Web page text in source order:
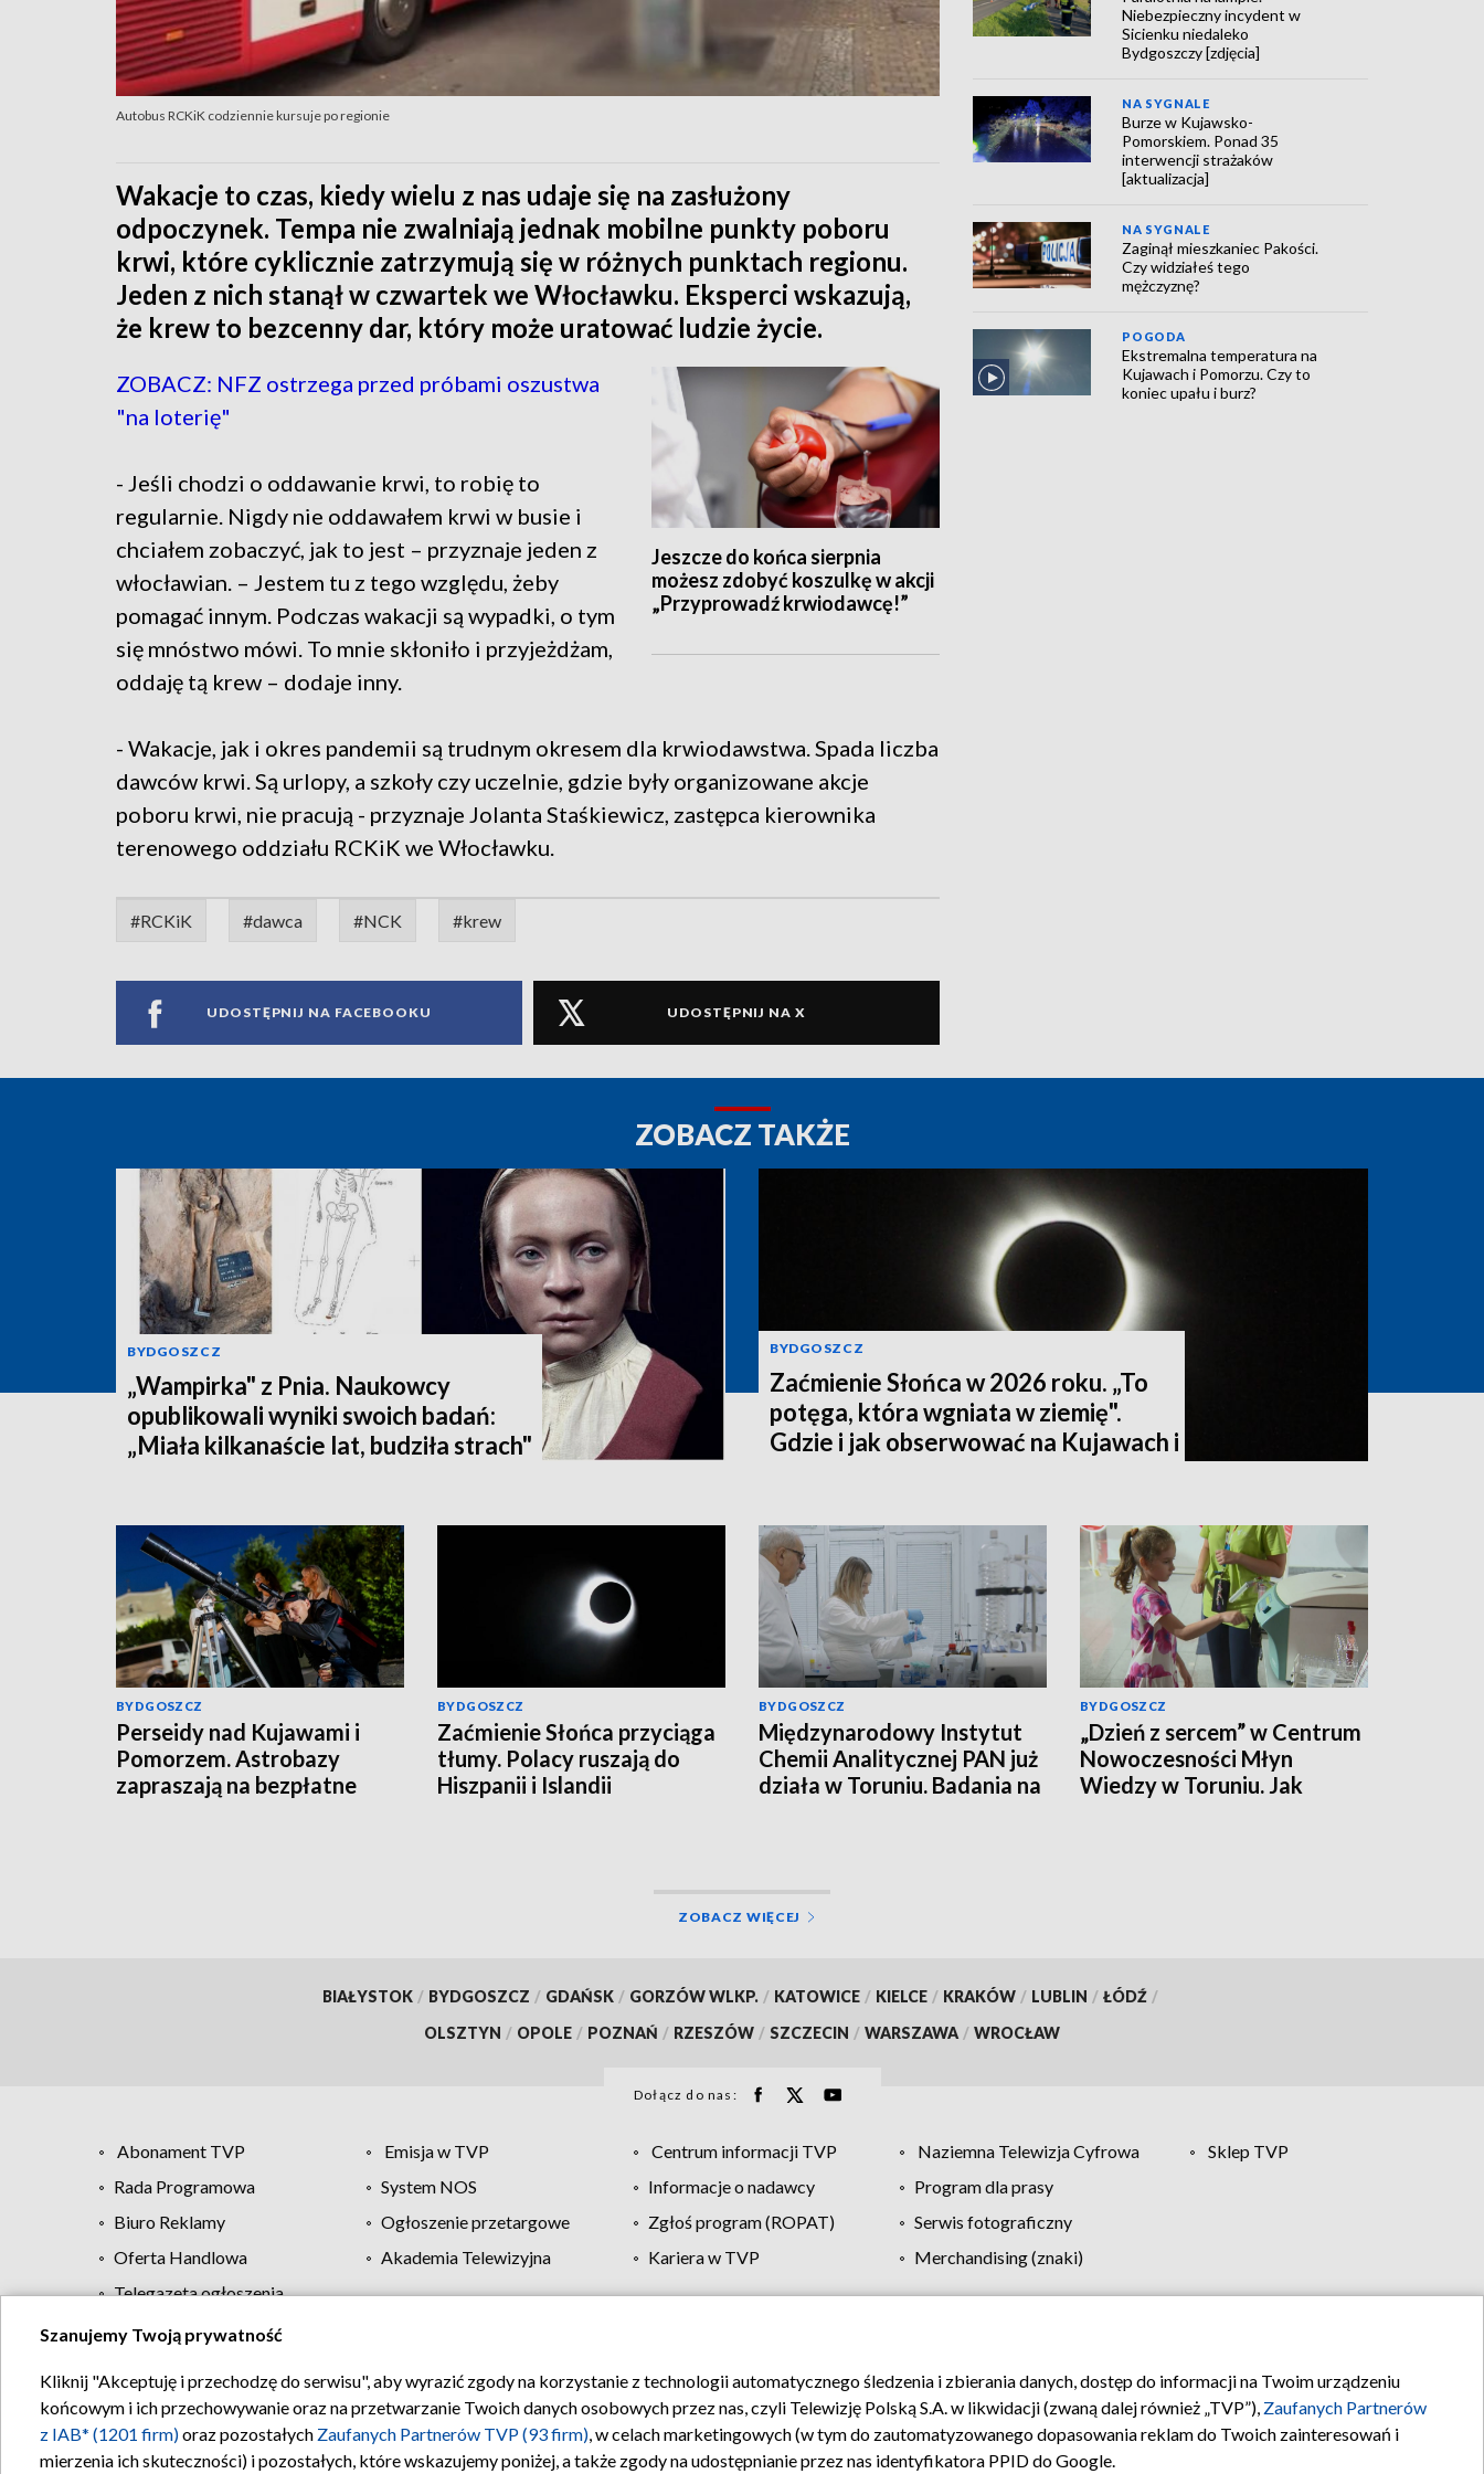
Autobus RCKiK codziennie kursuje po regionie
Wakacje to czas, kiedy wielu z nas udaje się na zasłużony
odpoczynek. Tempa nie zwalniają jednak mobilne punkty poboru
krwi, które cyklicznie zatrzymują się w różnych punktach regionu.
Jeden z nich stanął w czwartek we Włocławku. Eksperci wskazują,
że krew to bezcenny dar, który może uratować ludzie życie.
Jeszcze do końca sierpnia
możesz zdobyć koszulkę w akcji
„Przyprowadź krwiodawcę!”
ZOBACZ: NFZ ostrzega przed próbami oszustwa
"na loterię"
- Jeśli chodzi o oddawanie krwi, to robię to
regularnie. Nigdy nie oddawałem krwi w busie i
chciałem zobaczyć, jak to jest – przyznaje jeden z
włocławian. – Jestem tu z tego względu, żeby
pomagać innym. Podczas wakacji są wypadki, o tym
się mnóstwo mówi. To mnie skłoniło i przyjeżdżam,
oddaję tą krew – dodaje inny.
- Wakacje, jak i okres pandemii są trudnym okresem dla krwiodawstwa. Spada liczba
dawców krwi. Są urlopy, a szkoły czy uczelnie, gdzie były organizowane akcje
poboru krwi, nie pracują - przyznaje Jolanta Staśkiewicz, zastępca kierownika
terenowego oddziału RCKiK we Włocławku.
#RCKiK #dawca #NCK #krew
UDOSTĘPNIJ NA FACEBOOKU UDOSTĘPNIJ NA X
Niebezpieczny incydent w
Sicienku niedaleko
Bydgoszczy [zdjęcia]
NA SYGNALE
Burze w Kujawsko-
Pomorskiem. Ponad 35
interwencji strażaków
[aktualizacja]
NA SYGNALE
Zaginął mieszkaniec Pakości.
Czy widziałeś tego
mężczyznę?
POGODA
Ekstremalna temperatura na
Kujawach i Pomorzu. Czy to
koniec upału i burz?
ZOBACZ TAKŻE
BYDGOSZCZ
„Wampirka" z Pnia. Naukowcy
opublikowali wyniki swoich badań:
„Miała kilkanaście lat, budziła strach"
BYDGOSZCZ
Zaćmienie Słońca w 2026 roku. „To
potęga, która wgniata w ziemię".
Gdzie i jak obserwować na Kujawach i
BYDGOSZCZ
Perseidy nad Kujawami i
Pomorzem. Astrobazy
zapraszają na bezpłatne
BYDGOSZCZ
Zaćmienie Słońca przyciąga
tłumy. Polacy ruszają do
Hiszpanii i Islandii
BYDGOSZCZ
Międzynarodowy Instytut
Chemii Analitycznej PAN już
działa w Toruniu. Badania na
BYDGOSZCZ
„Dzień z sercem” w Centrum
Nowoczesności Młyn
Wiedzy w Toruniu. Jak
ZOBACZ WIĘCEJ
BIAŁYSTOK / BYDGOSZCZ / GDAŃSK / GORZÓW WLKP. / KATOWICE / KIELCE / KRAKÓW / LUBLIN / ŁÓDŹ /
OLSZTYN / OPOLE / POZNAŃ / RZESZÓW / SZCZECIN / WARSZAWA / WROCŁAW
Dołącz do nas:
Abonament TVP Emisja w TVP Centrum informacji TVP Naziemna Telewizja Cyfrowa
Sklep TVP
Rada Programowa
System NOS Informacje o nadawcy
Program dla prasy
Biuro Reklamy
Ogłoszenie przetargowe Zgłoś program (ROPAT)
Serwis fotograficzny
Oferta Handlowa
Akademia Telewizyjna Kariera w TVP
Merchandising (znaki)
Telegazeta ogłoszenia
Regulamin TVP Polityka prywatności Moje zgody Pomoc Biuro reklamy Kontakt
Szanujemy Twoją prywatność
Kliknij "Akceptuję i przechodzę do serwisu", aby wyrazić zgody na korzystanie z technologii automatycznego śledzenia i zbierania danych, dostęp do informacji na Twoim urządzeniu
końcowym i ich przechowywanie oraz na przetwarzanie Twoich danych osobowych przez nas, czyli Telewizję Polską S.A. w likwidacji (zwaną dalej również „TVP”), Zaufanych Partnerów
z IAB* (1201 firm)oraz pozostałych Zaufanych Partnerów TVP (93 firm), w celach marketingowych (w tym do zautomatyzowanego dopasowania reklam do Twoich zainteresowań i
mierzenia ich skuteczności) i pozostałych, które wskazujemy poniżej, a także zgody na udostępnianie przez nas identyfikatora PPID do Google.